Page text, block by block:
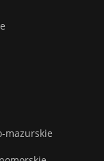
mazurskie